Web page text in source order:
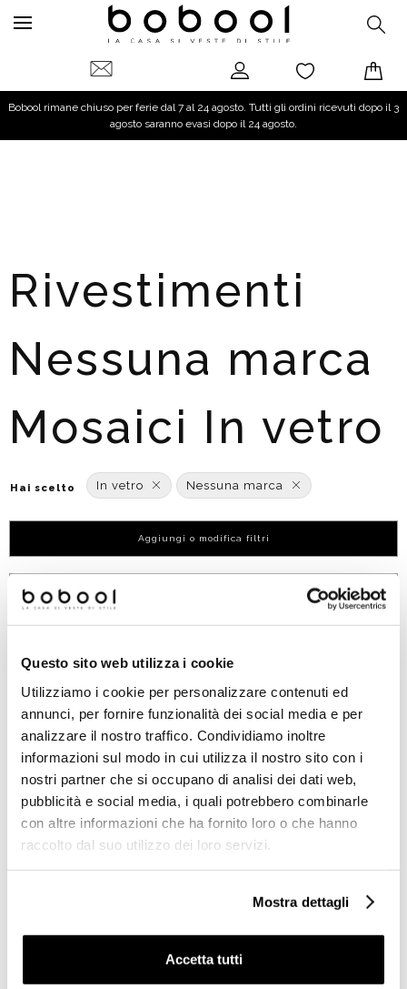
Questo sito web utilizza i cookie
Utilizziamo i cookie per personalizzare contenuti ed
annunci, per fornire funzionalità dei social media e per
analizzare il nostro traffico. Condividiamo inoltre
informazioni sul modo in cui utilizza il nostro sito con i
nostri partner che si occupano di analisi dei dati web,
pubblicità e social media, i quali potrebbero combinarle
con altre informazioni che ha fornito loro o che hanno
raccolto dal suo utilizzo dei loro servizi.
Mostra dettagli
Accetta tutti
Bobool rimane chiuso per ferie dal 7 al 24 agosto. Tutti gli ordini ricevuti dopo il 3
agosto saranno evasi dopo il 24 agosto.
Rivestimenti
Nessuna marca
Mosaici In vetro
Hai scelto In vetro Nessuna marca
Aggiungi o modifica filtri
Mosaico Vetroso 32,5x32,5
1,5x1,5 cm - Ermes